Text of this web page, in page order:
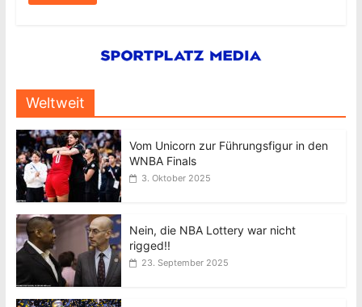
Weltweit
Vom Unicorn zur Führungsfigur in den
WNBA Finals
3. Oktober 2025
Nein, die NBA Lottery war nicht
rigged!!
23. September 2025